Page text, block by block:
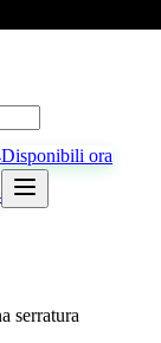
Disponibili ora
serratura